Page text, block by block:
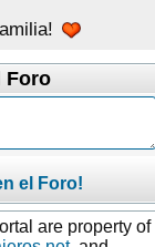
Foro
el Foro!
are property of